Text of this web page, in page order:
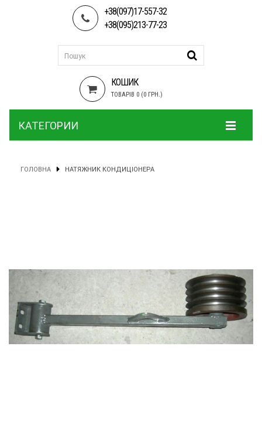
+38(097)17-557-32
+38(095)213-77-23
КОШИК
ТОВАРІВ 0 (0 ГРН.)
КАТЕГОРИИ
ГОЛОВНА НАТЯЖНИК КОНДИЦІОНЕРА